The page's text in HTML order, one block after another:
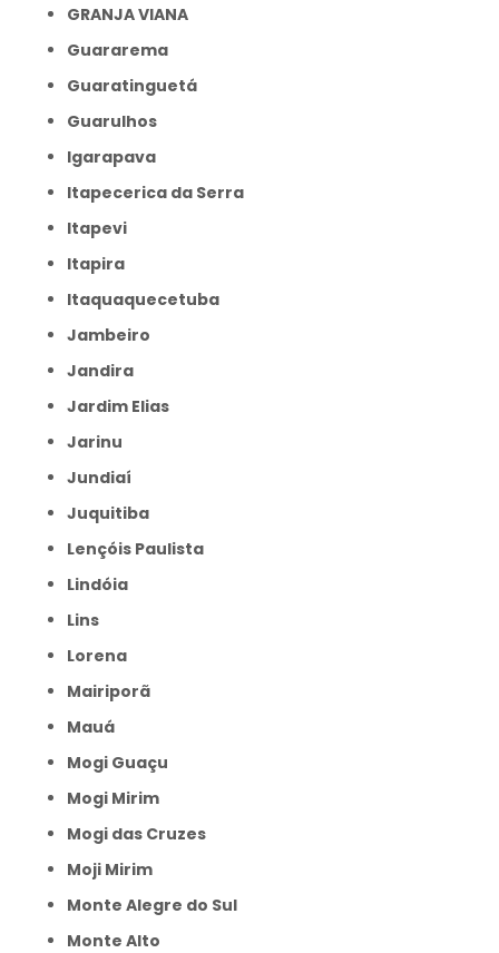
GRANJA VIANA
Guararema
Guaratinguetá
Guarulhos
Igarapava
Itapecerica da Serra
Itapevi
Itapira
Itaquaquecetuba
Jambeiro
Jandira
Jardim Elias
Jarinu
Jundiaí
Juquitiba
Lençóis Paulista
Lindóia
Lins
Lorena
Mairiporã
Mauá
Mogi Guaçu
Mogi Mirim
Mogi das Cruzes
Moji Mirim
Monte Alegre do Sul
Monte Alto